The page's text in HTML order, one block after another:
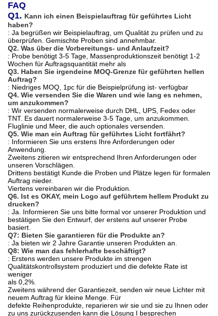
FAQ
Q1. Kann ich einen Beispielauftrag für geführtes Licht
haben?
: Ja begrüßen wir Beispielauftrag, um Qualität zu prüfen und zu
überprüfen. Gemischte Proben sind annehmbar.
Q2. Was über die Vorbereitungs- und Anlaufzeit?
: Probe benötigt 3-5 Tage, Massenproduktionszeit benötigt 1-2
Wochen für Auftragsquantität mehr als
Q3. Haben Sie irgendeine MOQ-Grenze für geführten hellen
Auftrag?
: Niedriges MOQ, 1pc für die Beispielprüfung ist- verfügbar
Q4. Wie versenden Sie die Waren und wie lang es nehmen,
um anzukommen?
: Wir versenden normalerweise durch DHL, UPS, Fedex oder
TNT. Es dauert normalerweise 3-5 Tage, um anzukommen.
Fluglinie und Meer, die auch optionales versenden.
Q5. Wie man ein Auftrag für geführtes Licht fortfährt?
: Informieren Sie uns erstens Ihre Anforderungen oder
Anwendung.
Zweitens zitieren wir entsprechend Ihren Anforderungen oder
unseren Vorschlägen.
Drittens bestätigt Kunde die Proben und Plätze legen für formalen
Auftrag nieder.
Viertens vereinbaren wir die Produktion.
Q6. Ist es OKAY, mein Logo auf geführtem hellem Produkt zu
drucken?
: Ja. Informieren Sie uns bitte formal vor unserer Produktion und
bestätigen Sie den Entwurf, der erstens auf unserer Probe
basiert.
Q7: Bieten Sie garantieren für die Produkte an?
: Ja bieten wir 2 Jahre Garantie unseren Produkten an.
Q8: Wie man das fehlerhafte beschäftigt?
: Erstens werden unsere Produkte im strengen
Qualitätskontrollsystem produziert und die defekte Rate ist
weniger
als 0,2%.
Zweitens während der Garantiezeit, senden wir neue Lichter mit
neuem Auftrag für kleine Menge. Für
defekte Reihenprodukte, reparieren wir sie und sie zu Ihnen oder
zu uns zurückzusenden kann die Lösung I besprechen